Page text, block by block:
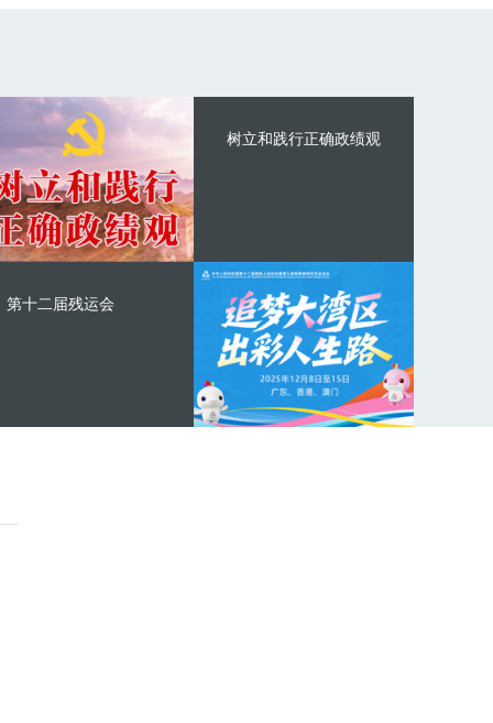
树立和践行正确政绩观
第十二届残运会